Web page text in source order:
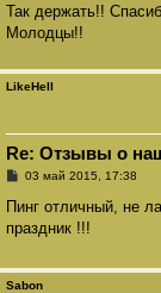
и
е
Так держать!!
Молодцы!!
LikeHell
Re: Отзывы о
С
о
щ
и
е
03 май 2015, 17:38
Пинг отличный, не
праздник !!!
Sabon